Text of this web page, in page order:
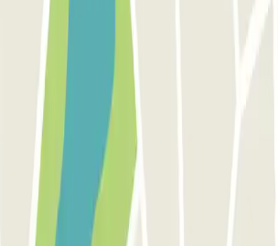
Parking Aéroport Beauvais